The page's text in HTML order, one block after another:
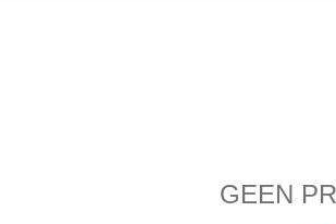
GEEN